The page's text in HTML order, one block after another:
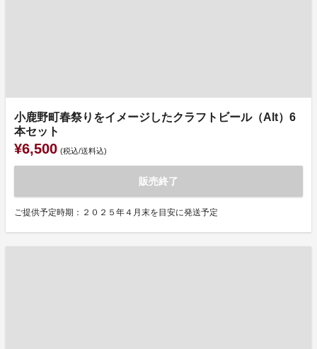
小鹿野町春祭りをイメージしたクラフトビール（Alt）6
本セット
¥6,500 (税込/送料込)
販売終了
ご提供予定時期：２０２５年４月末を目安に発送予定